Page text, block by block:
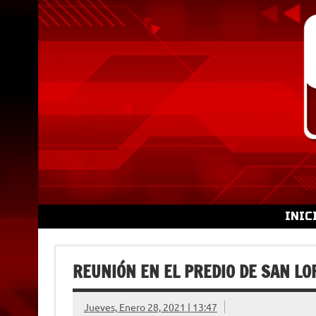
REUNIÓN EN EL PREDIO DE SAN
Jueves, Enero 28, 2021 | 13:47